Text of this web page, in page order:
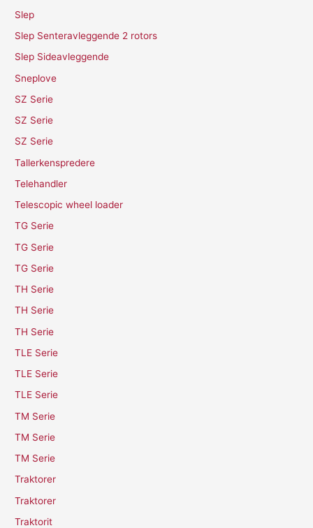
Slep
Slep Senteravleggende 2 rotors
Slep Sideavleggende
Sneplove
SZ Serie
SZ Serie
SZ Serie
Tallerkenspredere
Telehandler
Telescopic wheel loader
TG Serie
TG Serie
TG Serie
TH Serie
TH Serie
TH Serie
TLE Serie
TLE Serie
TLE Serie
TM Serie
TM Serie
TM Serie
Traktorer
Traktorer
Traktorit